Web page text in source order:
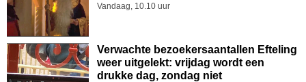
Vandaag, 10.10 uur
Verwachte bezoekersaantallen Efteling
weer uitgelekt: vrijdag wordt een
drukke dag, zondag niet